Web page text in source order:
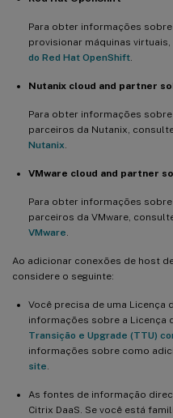
Para obter informações
provisionar máquinas
do Red Hat OpenShift
Nutanix cloud and partner
Para obter informações
parceiros da Nutanix,
Nutanix
VMware cloud and partner
Para obter informações
parceiros da VMware,
VMware
Ao adicionar conexões de host
considere o seguinte:
Você precisa de uma Licença
informações sobre a Licença
Transição e Upgrade (TTU)
informações sobre como
site
As fontes de informação
Citrix DaaS. Se você está